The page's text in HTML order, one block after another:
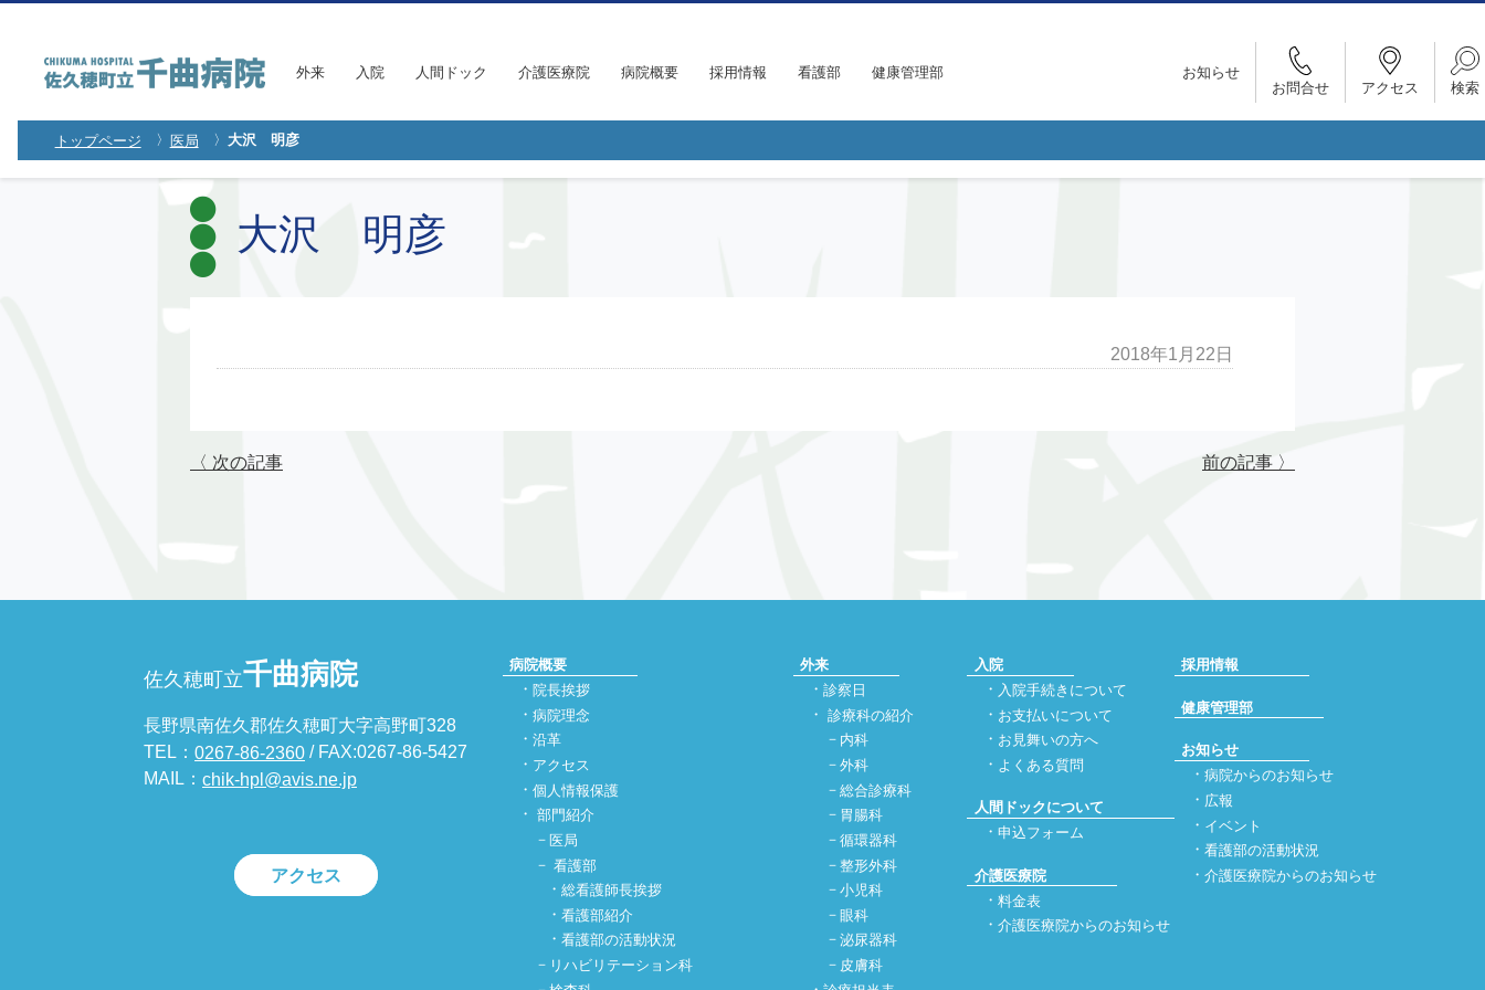
外来 入院 人間ドック 介護医療院 病院概要 採用情報 看護部 健康管理部
お知らせ
お問合せ
アクセス 検索
トップページ 医局 大沢 明彦
大沢 明彦
2018年1月22日
〈 次の記事 前の記事 〉
佐久穂町立千曲病院
長野県南佐久郡佐久穂町大字高野町328
TEL：0267-86-2360 / FAX:0267-86-5427
MAIL：chik-hpl@avis.ne.jp
アクセス
病院概要
院長挨拶
病院理念
沿革
アクセス
個人情報保護
部門紹介
医局
看護部
総看護師長挨拶
看護部紹介
看護部の活動状況
リハビリテーション科
外来
診察日
診療科の紹介
内科
外科
総合診療科
胃腸科
循環器科
整形外科
小児科
眼科
泌尿器科
皮膚科
入院
入院手続きについて
お支払いについて
お見舞いの方へ
よくある質問
人間ドックについて
申込フォーム
介護医療院
料金表
介護医療院からのお知らせ
採用情報
健康管理部
お知らせ
病院からのお知らせ
広報
イベント
看護部の活動状況
介護医療院からのお知らせ